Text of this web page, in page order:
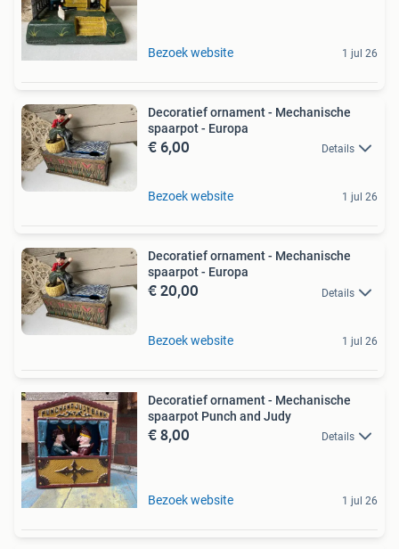
Bezoek website 1 jul 26
Decoratief ornament - Mechanische
spaarpot - Europa
€ 6,00 Details
Bezoek website 1 jul 26
Decoratief ornament - Mechanische
spaarpot - Europa
€ 20,00 Details
Bezoek website 1 jul 26
Decoratief ornament - Mechanische
spaarpot Punch and Judy
€ 8,00 Details
Bezoek website 1 jul 26